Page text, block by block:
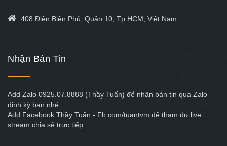
408 Điện Biên Phủ, Quận 10, Tp.HCM, Việt Nam.
Nhận Bản Tin
Add Zalo 0925.07.8888 (Thầy Tuấn) để nhận bản tin qua Zalo
định kỳ bạn nhé
Add Facebook Thầy Tuấn - Fb.com/tuantvm để tham dự live
stream chia sẻ trực tiếp